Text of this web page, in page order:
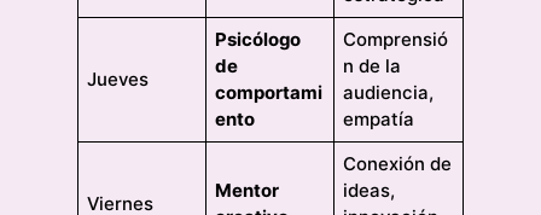
Jueves
Psicólogo
de
comportami
ento
Comprensió
n de la
audiencia,
empatía
Viernes
Mentor
Conexión de
ideas,